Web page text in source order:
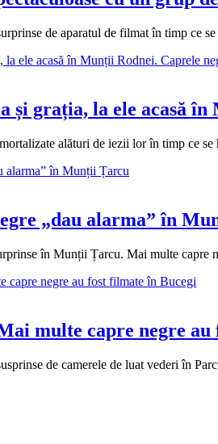
de aparatul de filmat în timp ce
și grația, la ele acasă
alături de iezii lor în timp ce se
„dau alarma” în
în Munții Țarcu. Mai multe capre
multe capre negre au
de camerele de luat vederi în